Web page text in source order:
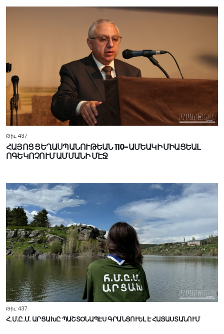
Թիւ: 437
ՀԱՅՈՑ ՑԵՂԱՍՊԱՆՈՒԹԵԱՆ 110-ԱՄԵԱԿԻ ՄԻԱՑԵԱԼ
ՈԳԵԿՈՉՈՒՄ ԱՄՄԱՆԻ ՄԷՋ
Թիւ: 437
Հ.Մ.Ը.Մ. ԱՐՑԱԽԸ ՊԱՇՏՕՆԱՊԷՍ ԳՐԱՆՑՈՒԵԼ Է ՀԱՅԱՍՏԱՆՈՒՄ